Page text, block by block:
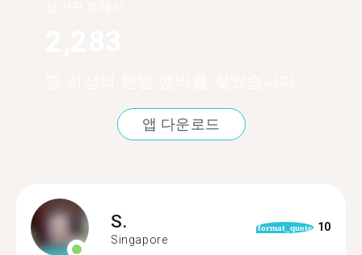
앱 다운로드
S.
Singapore
format_quote 10